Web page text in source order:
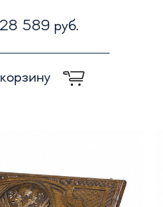
28 589 руб.